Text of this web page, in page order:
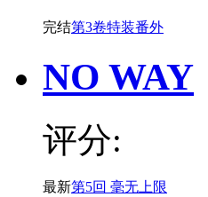
完结第3卷特装番外
NO WAY
评分:
最新第5回 毫无上限